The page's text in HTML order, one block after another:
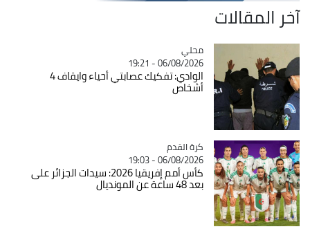
آخر المقالات
Catégorie
محلي
06/08/2026 - 19:21
الوادي: تفكيك عصابتي أحياء وايقاف 4
أشخاص
Catégorie
كرة القدم
06/08/2026 - 19:03
كأس أمم إفريقيا 2026: سيدات الجزائر على
بعد 48 ساعة عن المونديال